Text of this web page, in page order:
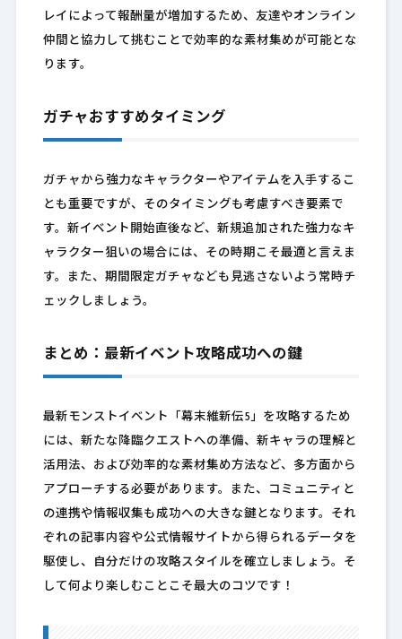
レイによって報酬量が増加するため、友達やオンライン
仲間と協力して挑むことで効率的な素材集めが可能とな
ります。
ガチャおすすめタイミング
ガチャから強力なキャラクターやアイテムを入手するこ
とも重要ですが、そのタイミングも考慮すべき要素で
す。新イベント開始直後など、新規追加された強力なキ
ャラクター狙いの場合には、その時期こそ最適と言えま
す。また、期間限定ガチャなども見逃さないよう常時チ
ェックしましょう。
まとめ：最新イベント攻略成功への鍵
最新モンストイベント「幕末維新伝5」を攻略するため
には、新たな降臨クエストへの準備、新キャラの理解と
活用法、および効率的な素材集め方法など、多方面から
アプローチする必要があります。また、コミュニティと
の連携や情報収集も成功への大きな鍵となります。それ
ぞれの記事内容や公式情報サイトから得られるデータを
駆使し、自分だけの攻略スタイルを確立しましょう。そ
して何より楽しむことこそ最大のコツです！